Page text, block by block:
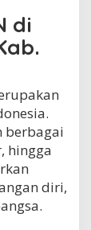
di
berbagai
hingga
diri,